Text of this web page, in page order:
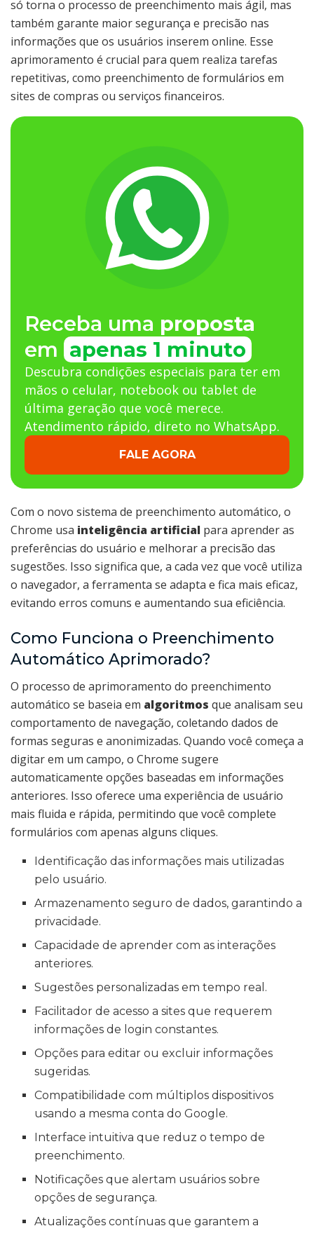
só torna o processo de preenchimento mais ágil, mas
também garante maior segurança e precisão nas
informações que os usuários inserem online. Esse
aprimoramento é crucial para quem realiza tarefas
repetitivas, como preenchimento de formulários em
sites de compras ou serviços financeiros.
Receba uma proposta
em apenas 1 minuto
Descubra condições especiais para ter em
mãos o celular, notebook ou tablet de
última geração que você merece.
Atendimento rápido, direto no WhatsApp.
FALE AGORA
Com o novo sistema de preenchimento automático, o
Chrome usa inteligência artificial para aprender as
preferências do usuário e melhorar a precisão das
sugestões. Isso significa que, a cada vez que você utiliza
o navegador, a ferramenta se adapta e fica mais eficaz,
evitando erros comuns e aumentando sua eficiência.
Como Funciona o Preenchimento
Automático Aprimorado?
O processo de aprimoramento do preenchimento
automático se baseia em algoritmos que analisam seu
comportamento de navegação, coletando dados de
formas seguras e anonimizadas. Quando você começa a
digitar em um campo, o Chrome sugere
automaticamente opções baseadas em informações
anteriores. Isso oferece uma experiência de usuário
mais fluida e rápida, permitindo que você complete
formulários com apenas alguns cliques.
Identificação das informações mais utilizadas
pelo usuário.
Armazenamento seguro de dados, garantindo a
privacidade.
Capacidade de aprender com as interações
anteriores.
Sugestões personalizadas em tempo real.
Facilitador de acesso a sites que requerem
informações de login constantes.
Opções para editar ou excluir informações
sugeridas.
Compatibilidade com múltiplos dispositivos
usando a mesma conta do Google.
Interface intuitiva que reduz o tempo de
preenchimento.
Notificações que alertam usuários sobre
opções de segurança.
Atualizações contínuas que garantem a